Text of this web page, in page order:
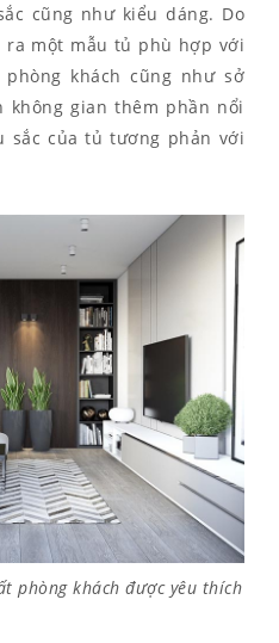
cũng như kiểu dáng. Do
ra một mẫu tủ phù hợp với
khách cũng như sở
không gian thêm phần nổi
sắc của tủ tương phản với
phòng khách được yêu thích